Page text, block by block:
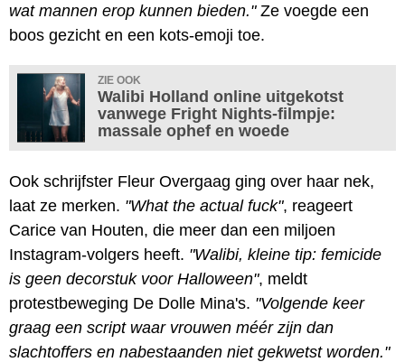
wat mannen erop kunnen bieden."Ze voegde een
boos gezicht en een kots-emoji toe.
ZIE OOK
Walibi Holland online uitgekotst
vanwege Fright Nights-filmpje:
massale ophef en woede
Ook schrijfster Fleur Overgaag ging over haar nek,
laat ze merken. "What the actual fuck", reageert
Carice van Houten, die meer dan een miljoen
Instagram-volgers heeft. "Walibi, kleine tip: femicide
is geen decorstuk voor Halloween", meldt
protestbeweging De Dolle Mina's. "Volgende keer
graag een script waar vrouwen méér zijn dan
slachtoffers en nabestaanden niet gekwetst worden."